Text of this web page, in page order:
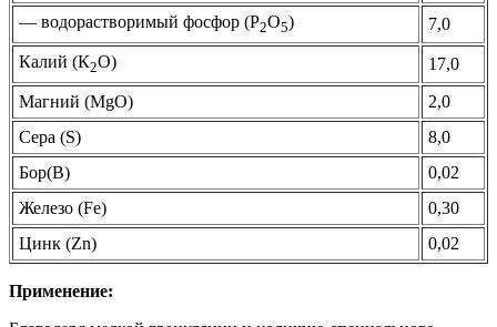
— водорастворимый фосфор (Р2O5)
7,0
Калий (К2O)
17,0
Магний (MgO)
2,0
Сера (S)
8,0
Бор(В)
0,02
Железо (Fe)
0,30
Цинк (Zn)
0,02
Применение: